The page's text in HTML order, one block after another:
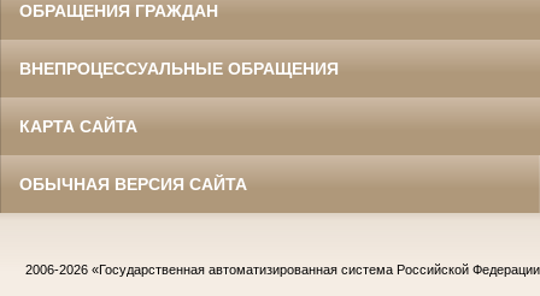
ОБРАЩЕНИЯ ГРАЖДАН
ВНЕПРОЦЕССУАЛЬНЫЕ ОБРАЩЕНИЯ
КАРТА САЙТА
ОБЫЧНАЯ ВЕРСИЯ САЙТА
2006-2026 «Государственная автоматизированная система Российской